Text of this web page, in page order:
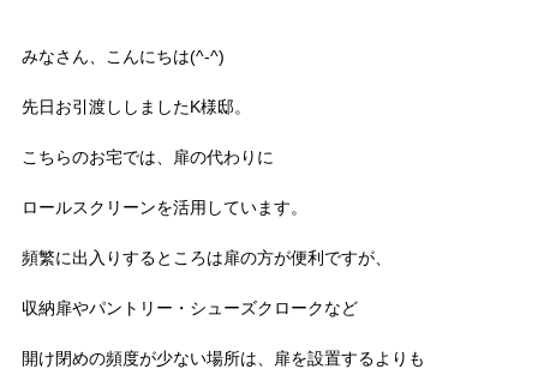
みなさん、こんにちは(^-^)
先日お引渡ししましたK様邸。
こちらのお宅では、扉の代わりに
ロールスクリーンを活用しています。
頻繁に出入りするところは扉の方が便利ですが、
収納扉やパントリー・シューズクロークなど
開け閉めの頻度が少ない場所は、扉を設置するよりも